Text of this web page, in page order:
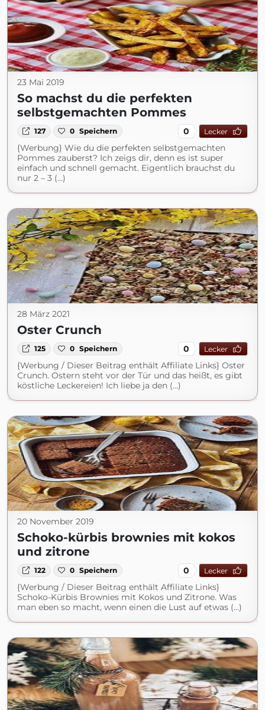
23 Mai 2019
So machst du die perfekten
selbstgemachten Pommes
127 0 Speichern 0 Lecker
{Werbung} Wie du die perfekten selbstgemachten
Pommes zauberst? Ich zeigs dir, denn es ist super
einfach und schnell gemacht. Eigentlich brauchst du
nur 2 – 3 (...)
28 März 2021
Oster Crunch
125 0 Speichern 0 Lecker
{Werbung / Dieser Beitrag enthält Affiliate Links} Oster
Crunch. Ostern steht vor der Tür und das heißt, es gibt
köstliche Leckereien! Ich liebe ja den (...)
20 November 2019
Schoko-kürbis brownies mit kokos
und zitrone
122 0 Speichern 0 Lecker
{Werbung / Dieser Beitrag enthält Affiliate Links}
Schoko-Kürbis Brownies mit Kokos und Zitrone. Was
man eben so macht, wenn einen die Lust auf etwas (...)